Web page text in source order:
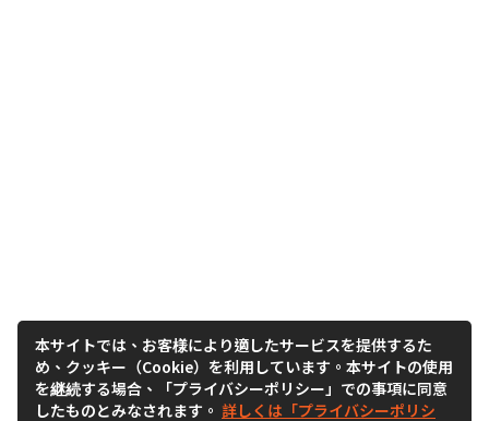
本サイトでは、お客様により適したサービスを提供するた
め、クッキー（Cookie）を利用しています。本サイトの使用
を継続する場合、「プライバシーポリシー」での事項に同意
したものとみなされます。 詳しくは「プライバシーポリシ